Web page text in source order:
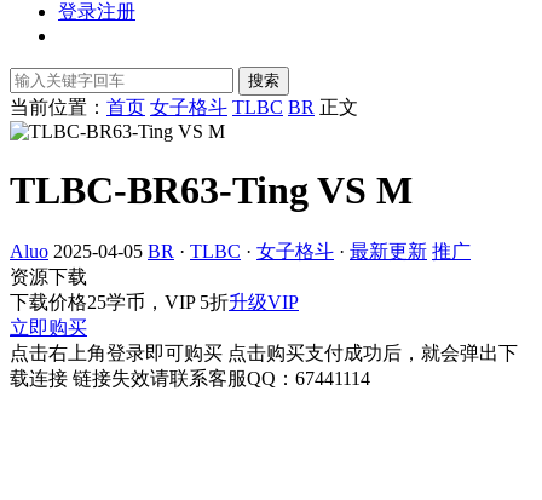
登录注册
搜索
当前位置： 首页 女子格斗 TLBC BR 正文
TLBC-BR63-Ting VS M
Aluo 2025-04-05 BR · TLBC · 女子格斗 · 最新更新 推广
资源下载
下载价格25学币，VIP 5折升级VIP
立即购买
点击右上角登录即可购买 点击购买支付成功后，就会弹出下
载连接 链接失效请联系客服QQ：67441114